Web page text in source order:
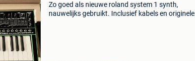
Zo goed als nieuwe roland system 1 synth,
nauwelijks gebruikt. Inclusief kabels en originele